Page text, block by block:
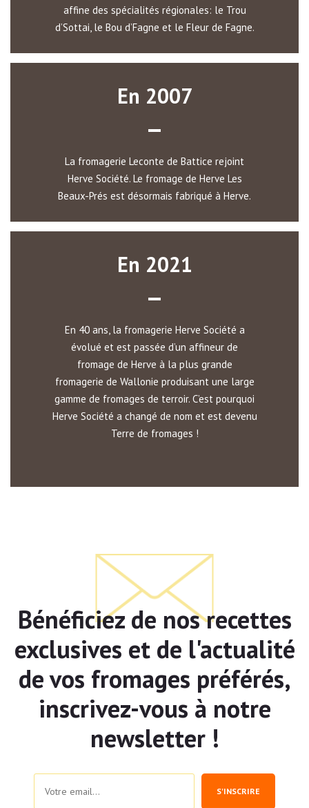
affine des spécialités régionales: le Trou
d’Sottai, le Bou d’Fagne et le Fleur de Fagne.
En 2007
La fromagerie Leconte de Battice rejoint
Herve Société. Le fromage de Herve Les
Beaux-Prés est désormais fabriqué à Herve.
En 2021
En 40 ans, la fromagerie Herve Société a
évolué et est passée d’un affineur de
fromage de Herve à la plus grande
fromagerie de Wallonie produisant une large
gamme de fromages de terroir. C’est pourquoi
Herve Société a changé de nom et est devenu
Terre de fromages !
Bénéficiez de nos recettes
exclusives et de l'actualité
de vos fromages préférés,
inscrivez-vous à notre
newsletter !
S'INSCRIRE